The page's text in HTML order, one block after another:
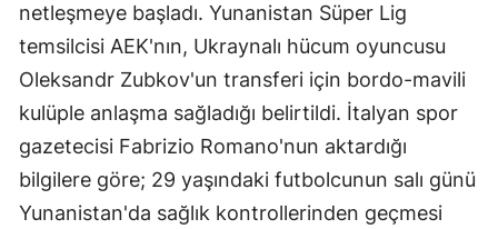
netleşmeye başladı. Yunanistan Süper Lig
temsilcisi AEK'nın, Ukraynalı hücum oyuncusu
Oleksandr Zubkov'un transferi için bordo-mavili
kulüple anlaşma sağladığı belirtildi. İtalyan spor
gazetecisi Fabrizio Romano'nun aktardığı
bilgilere göre; 29 yaşındaki futbolcunun salı günü
Yunanistan'da sağlık kontrollerinden geçmesi